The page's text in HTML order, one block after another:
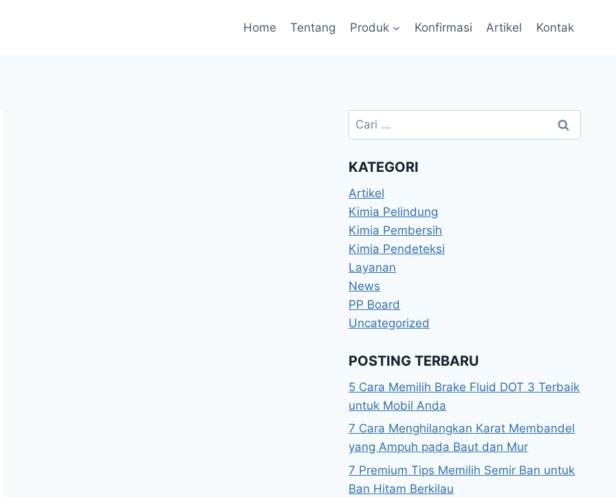
Home Tentang Produk Konfirmasi Artikel Kontak
KATEGORI
Artikel
Kimia Pelindung
Kimia Pembersih
Kimia Pendeteksi
Layanan
News
PP Board
Uncategorized
POSTING TERBARU
5 Cara Memilih Brake Fluid DOT 3 Terbaik
untuk Mobil Anda
7 Cara Menghilangkan Karat Membandel
yang Ampuh pada Baut dan Mur
7 Premium Tips Memilih Semir Ban untuk
Ban Hitam Berkilau